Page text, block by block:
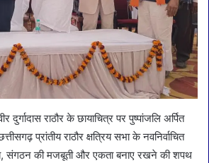
दुर्गादास राठौर के छायाचित्र पर पुष्पांजलि अर्पित
प्रांतीय राठौर क्षत्रिय सभा के नवनिर्वाचित
संगठन की मजबूती और एकता बनाए रखने की शपथ